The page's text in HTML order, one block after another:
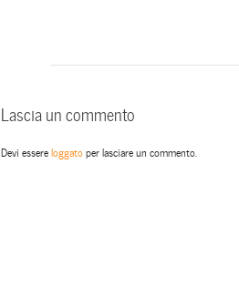
Lascia un commento
Devi essereloggatoper lasciare un commento.